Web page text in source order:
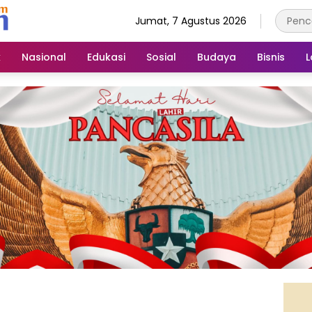
Jumat, 7 Agustus 2026
Nasional Edukasi Sosial Budaya Bisnis